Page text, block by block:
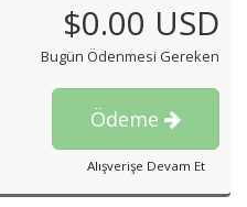
$0.00 USD
Bugün Ödenmesi Gereken
Ödeme
Alışverişe Devam Et